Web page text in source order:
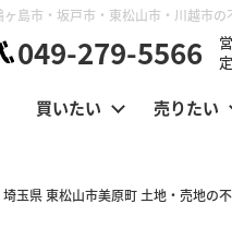
049-279-5566
買いたい 売りたい
埼玉県 東松山市美原町 土地・売地の